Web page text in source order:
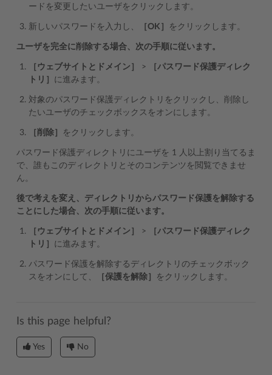
ードを変更したいユーザをクリックします。
新しいパスワードを入力し、 ［OK］ をクリックします。
ユーザを完全に削除する場合、次の手順に従います。
［ウェブサイトとドメイン］ >
［パスワード保護ディレク
トリ］ に進みます。
対象のパスワード保護ディレクトリをクリックし、削除し
たいユーザのチェックボックスをオンにします。
［削除］ をクリックします。
パスワード保護ディレクトリにユーザを 1 人以上割り当てるま
で、誰もこのディレクトリとそのコンテンツを閲覧できませ
ん。
後で考えを変え、ディレクトリからパスワード保護を解除する
ことにした場合、次の手順に従います。
［ウェブサイトとドメイン］ >
［パスワード保護ディレク
トリ］ に進みます。
パスワード保護を解除するディレクトリのチェックボック
スをオンにして、
［保護を解除］ をクリックします。
Is this page helpful?
Yes No